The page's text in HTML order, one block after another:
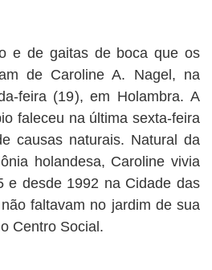
e de gaitas de boca que os
de Caroline A. Nagel, na
feira (19), em Holambra. A
faleceu na última sexta-feira
causas naturais. Natural da
holandesa, Caroline vivia
e desde 1992 na Cidade das
faltavam no jardim de sua
Centro Social.